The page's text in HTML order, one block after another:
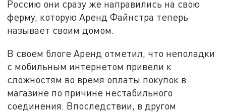
Россию они сразу же направились на свою
ферму, которую Аренд Файнстра теперь
называет своим домом.
В своем блоге Аренд отметил, что неполадки
с мобильным интернетом привели к
сложностям во время оплаты покупок в
магазине по причине нестабильного
соединения. Впоследствии, в другом